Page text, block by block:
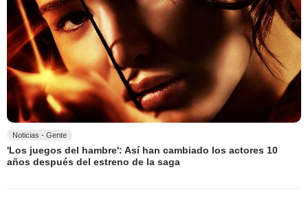
Noticias - Gente
'Los juegos del hambre': Así han cambiado los actores 10
años después del estreno de la saga